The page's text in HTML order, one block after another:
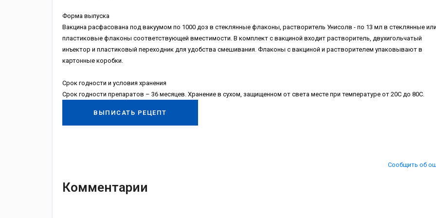
Форма выпуска
Вакцина расфасована под вакуумом по 1000 доз в стеклянные флаконы, растворитель Унисолв - по 13 мл в стеклянные или
пластиковые флаконы соответствующей вместимости. В комплект с вакциной входит растворитель, двухигольчатый
инъектор и пластиковый переходник для удобства смешивания. Флаконы с вакциной и растворителем упаковывают в
картонные коробки.
Срок годности и условия хранения
Срок годности препаратов – 36 месяцев. Хранение в сухом, защищенном от света месте при температуре от 20С до 80С.
ВЫПИСАТЬ РЕЦЕПТ
Сообщить об
Комментарии